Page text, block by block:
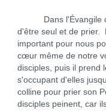
Dans l'Évangile
d'être seul et de prier.
important pour nous
cœur même de notre
disciples, puis il prend
s'occupant d'elles
colline pour prier son
disciples peinent, car